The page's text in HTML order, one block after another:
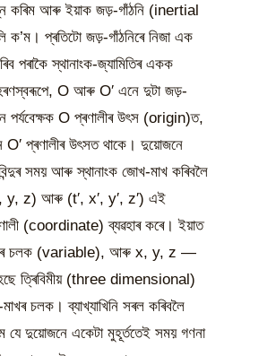
কৰিম আৰু ইয়াক জড়-গাঁঠনি (inertial
প্ৰতিটো জড়-গাঁঠনিৰে নিজা এক
পৰাকৈ স্থানাংক-জ্যামিতিৰ একক
O আৰু O′ এনে দুটা জড়-
পৰ্যবেক্ষক O প্ৰণালীৰ উৎস (origin)ত,
প্ৰণালীৰ উৎসত থাকে। দুয়োজনে
সময় আৰু স্থানাংক জোখ-মাখ কৰিবলৈ
y, z) আৰু (t′, x′, y′, z′) এই
(coordinate) ব্যৱহাৰ কৰে। ইয়াত
চলক (variable), আৰু x, y, z —
ত্ৰিবিমীয় (three dimensional)
চলক। ব্যাখ্যাখিনি সৰল কৰিবলৈ
যে দুয়োজনে একেটা মুহূৰ্ততেই সময় গণনা